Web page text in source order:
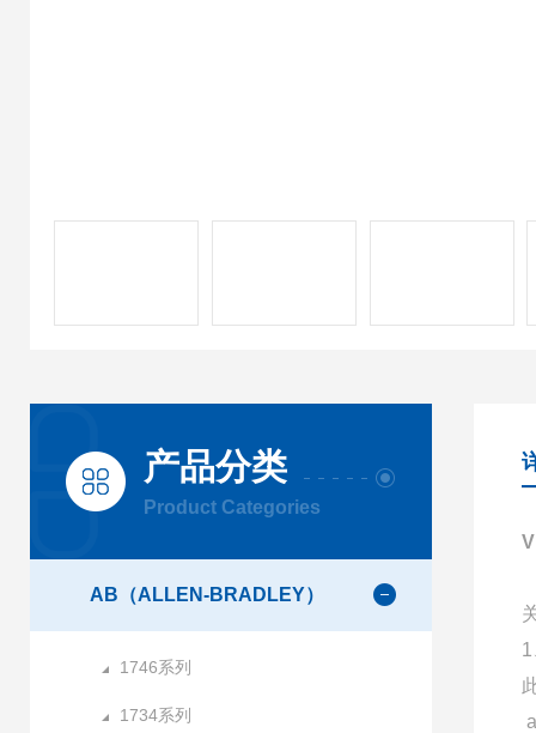
产品分类
Product Categories
AB（ALLEN-BRADLEY）
1746系列
1734系列